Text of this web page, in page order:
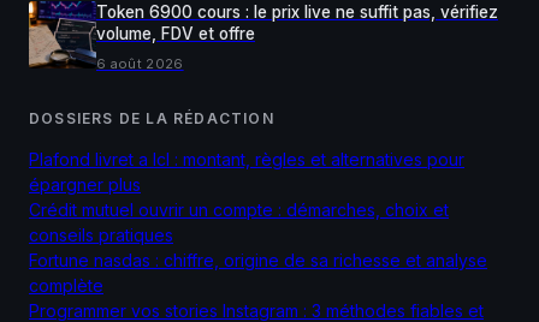
Token 6900 cours : le prix live ne suffit pas, vérifiez
volume, FDV et offre
6 août 2026
DOSSIERS DE LA RÉDACTION
Plafond livret a lcl : montant, règles et alternatives pour
épargner plus
Crédit mutuel ouvrir un compte : démarches, choix et
conseils pratiques
Fortune nasdas : chiffre, origine de sa richesse et analyse
complète
Programmer vos stories Instagram : 3 méthodes fiables et